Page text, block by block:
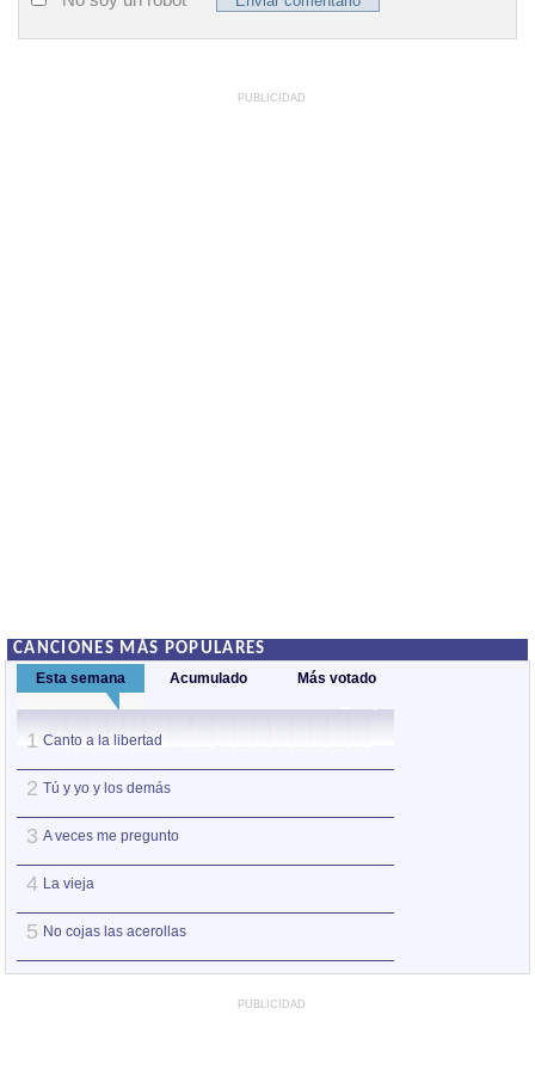
PUBLICIDAD
CANCIONES MÁS POPULARES
Esta semana Acumulado Más votado
1 Canto a la libertad
2 Tú y yo y los demás
3 A veces me pregunto
4 La vieja
5 No cojas las acerollas
PUBLICIDAD